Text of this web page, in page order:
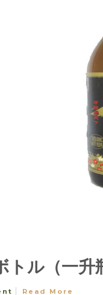
トル（一升
Read More